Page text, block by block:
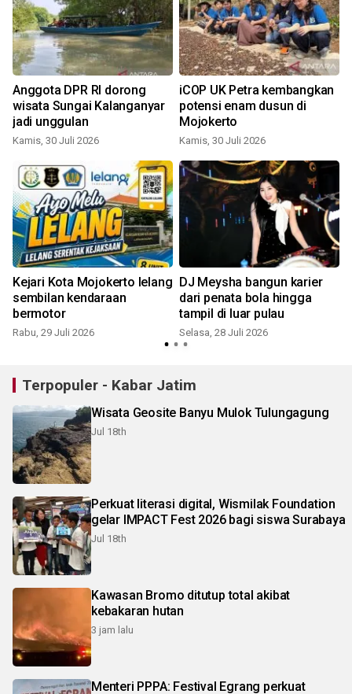
Anggota DPR RI dorong
wisata Sungai Kalanganyar
jadi unggulan
Kamis, 30 Juli 2026
iCOP UK Petra kembangkan
potensi enam dusun di
Mojokerto
Kamis, 30 Juli 2026
Kejari Kota Mojokerto lelang
sembilan kendaraan
bermotor
Rabu, 29 Juli 2026
DJ Meysha bangun karier
dari penata bola hingga
tampil di luar pulau
Selasa, 28 Juli 2026
Terpopuler - Kabar Jatim
Wisata Geosite Banyu Mulok Tulungagung
Jul 18th
Perkuat literasi digital, Wismilak Foundation
gelar IMPACT Fest 2026 bagi siswa Surabaya
Jul 18th
Kawasan Bromo ditutup total akibat
kebakaran hutan
3 jam lalu
Menteri PPPA: Festival Egrang perkuat